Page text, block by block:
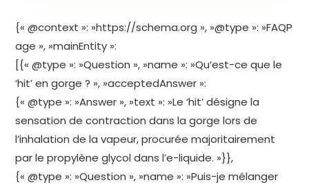
{« @context »: »https://schema.org », »@type »: »FAQP
age », »mainEntity »:
[{« @type »: »Question », »name »: »Qu’est-ce que le
‘hit’ en gorge ? », »acceptedAnswer »:
{« @type »: »Answer », »text »: »Le ‘hit’ désigne la
sensation de contraction dans la gorge lors de
l’inhalation de la vapeur, procurée majoritairement
par le propylène glycol dans l’e-liquide. »}},
{« @type »: »Question », »name »: »Puis-je mélanger